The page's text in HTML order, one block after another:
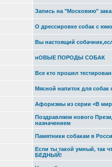
Запись на "Московию"
О дрессировке собак с
Вы настоящий
нОВЫЕ ПОРОДЫ СОБАК
Все кто прошел
Мясной напиток для собак
Афоризмы из серии <В
Поздравляем нового
назначением
Памятники собакам в
Если ты такой умный, так
БЕДНЫЙ!